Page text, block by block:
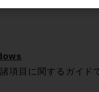
項目に関するガイド